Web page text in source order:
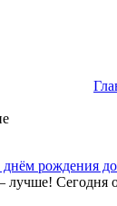
рождения
Сегодня